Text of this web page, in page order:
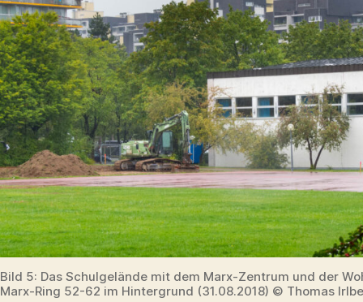
Bild 5: Das Schulgelände mit dem Marx-Zentrum und der
Marx-Ring 52-62 im Hintergrund (31.08.2018) © Thomas